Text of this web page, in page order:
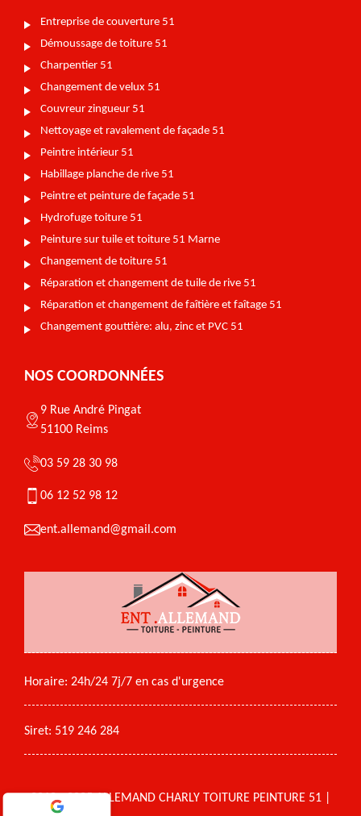
Entreprise de couverture 51
Démoussage de toiture 51
Charpentier 51
Changement de velux 51
Couvreur zingueur 51
Nettoyage et ravalement de façade 51
Peintre intérieur 51
Habillage planche de rive 51
Peintre et peinture de façade 51
Hydrofuge toiture 51
Peinture sur tuile et toiture 51 Marne
Changement de toiture 51
Réparation et changement de tuile de rive 51
Réparation et changement de faîtière et faîtage 51
Changement gouttière: alu, zinc et PVC 51
NOS COORDONNÉES
9 Rue André Pingat
51100 Reims
03 59 28 30 98
06 12 52 98 12
ent.allemand@gmail.com
Horaire: 24h/24 7j/7 en cas d'urgence
Siret: 519 246 284
2018 - 2025 ALLEMAND CHARLY TOITURE PEINTURE 51 |